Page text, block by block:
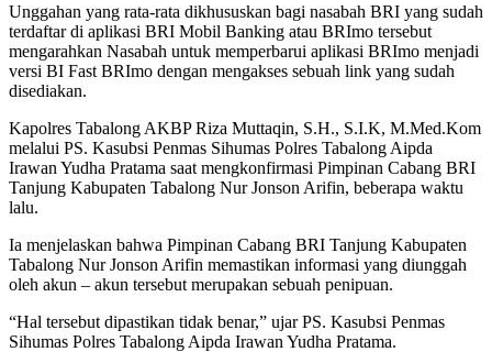
Unggahan yang rata-rata dikhususkan bagi nasabah BRI yang sudah
terdaftar di aplikasi BRI Mobil Banking atau BRImo tersebut
mengarahkan Nasabah untuk memperbarui aplikasi BRImo menjadi
versi BI Fast BRImo dengan mengakses sebuah link yang sudah
disediakan.
Kapolres Tabalong AKBP Riza Muttaqin, S.H., S.I.K, M.Med.Kom
melalui PS. Kasubsi Penmas Sihumas Polres Tabalong Aipda
Irawan Yudha Pratama saat mengkonfirmasi Pimpinan Cabang BRI
Tanjung Kabupaten Tabalong Nur Jonson Arifin, beberapa waktu
lalu.
Ia menjelaskan bahwa Pimpinan Cabang BRI Tanjung Kabupaten
Tabalong Nur Jonson Arifin memastikan informasi yang diunggah
oleh akun – akun tersebut merupakan sebuah penipuan.
“Hal tersebut dipastikan tidak benar,” ujar PS. Kasubsi Penmas
Sihumas Polres Tabalong Aipda Irawan Yudha Pratama.